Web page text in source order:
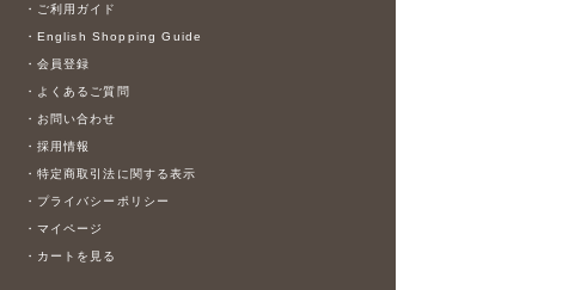
・ご利用ガイド
・English Shopping Guide
・会員登録
・よくあるご質問
・お問い合わせ
・採用情報
・特定商取引法に関する表示
・プライバシーポリシー
・マイページ
・カートを見る